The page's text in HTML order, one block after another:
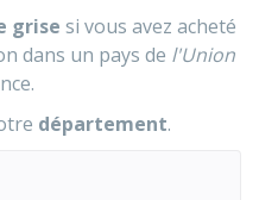
grise si vous avez acheté
dans un pays de l'Union
département.